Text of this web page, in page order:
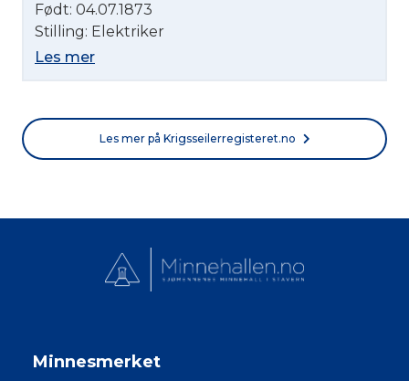
Født: 04.07.1873
Stilling: Elektriker
Les mer
Les mer på Krigsseilerregisteret.no
Minnesmerket